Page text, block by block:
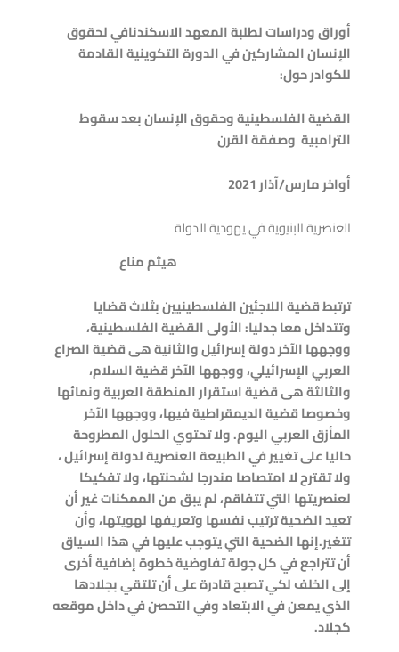
أوراق ودراسات لطلبة المعهد الاسكندنافي لحقوق
الإنسان المشاركين في الدورة التكوينية القادمة
للكوادر حول:
القضية الفلسطينية وحقوق الإنسان بعد سقوط
الترامبية وصفقة القرن
أواخر مارس/آذار 2021
العنصرية البنيوية في يهودية الدولة
هيثم مناع
ترتبط قضية اللاجئين الفلسطينيين بثلاث قضايا
وتتداخل معا جدليا: الأولى القضية الفلسطينية،
ووجهها الآخر دولة إسرائيل والثانية هى قضية الصراع
العربي الإسرائيلي، ووجهها الآخر قضية السلام،
والثالثة هى قضية استقرار المنطقة العربية ونمائها
وخصوصا قضية الديمقراطية فيها، ووجهها الآخر
المأزق العربي اليوم.ولا تحتوي الحلول المطروحة
حاليا على تغيير في الطبيعة العنصرية لدولة إسرائيل ،
ولا تقترح لا امتصاصا مندرجا لشحنتها، ولا تفكيكا
لعنصريتها التي تتفاقم، لم يبق من الممكنات غير أن
تعيد الضحية ترتيب نفسها وتعريفها لهويتها، وأن
تتغير.إنها الضحية التي يتوجب عليها في هذا السياق
أن تتراجع في كل جولة تفاوضية خطوة إضافية أخرى
إلى الخلف لكي تصبح قادرة على أن تلتقي بجلادها
الذي يمعن في الابتعاد وفي التحصن في داخل موقعه
كجلاد.